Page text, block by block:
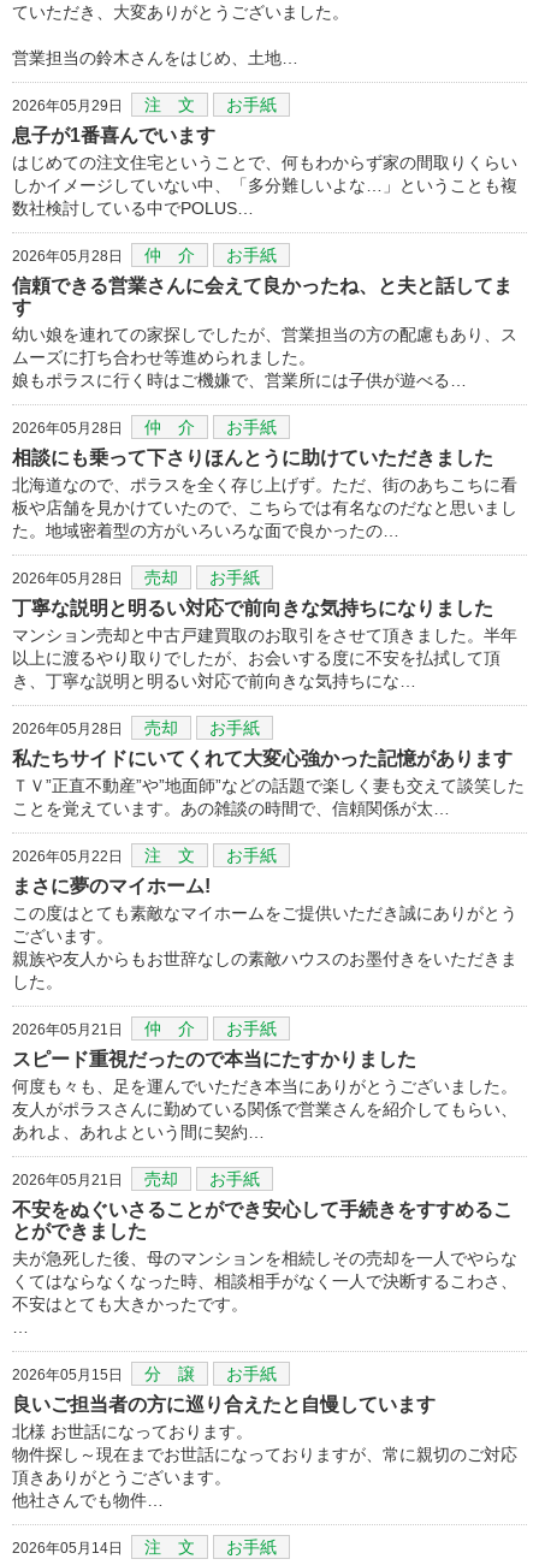
ていただき、大変ありがとうございました。
営業担当の鈴木さんをはじめ、土地…
2026年05月29日 注 文 お手紙
息子が1番喜んでいます
はじめての注文住宅ということで、何もわからず家の間取りくらい
しかイメージしていない中、「多分難しいよな…」ということも複
数社検討している中でPOLUS…
2026年05月28日 仲 介 お手紙
信頼できる営業さんに会えて良かったね、と夫と話してま
す
幼い娘を連れての家探しでしたが、営業担当の方の配慮もあり、ス
ムーズに打ち合わせ等進められました。
娘もポラスに行く時はご機嫌で、営業所には子供が遊べる…
2026年05月28日 仲 介 お手紙
相談にも乗って下さりほんとうに助けていただきました
北海道なので、ポラスを全く存じ上げず。ただ、街のあちこちに看
板や店舗を見かけていたので、こちらでは有名なのだなと思いまし
た。地域密着型の方がいろいろな面で良かったの…
2026年05月28日 売却 お手紙
丁寧な説明と明るい対応で前向きな気持ちになりました
マンション売却と中古戸建買取のお取引をさせて頂きました。半年
以上に渡るやり取りでしたが、お会いする度に不安を払拭して頂
き、丁寧な説明と明るい対応で前向きな気持ちにな…
2026年05月28日 売却 お手紙
私たちサイドにいてくれて大変心強かった記憶があります
ＴＶ”正直不動産”や”地面師”などの話題で楽しく妻も交えて談笑した
ことを覚えています。あの雑談の時間で、信頼関係が太…
2026年05月22日 注 文 お手紙
まさに夢のマイホーム!
この度はとても素敵なマイホームをご提供いただき誠にありがとう
ございます。
親族や友人からもお世辞なしの素敵ハウスのお墨付きをいただきま
した。
2026年05月21日 仲 介 お手紙
スピード重視だったので本当にたすかりました
何度も々も、足を運んでいただき本当にありがとうございました。
友人がポラスさんに勤めている関係で営業さんを紹介してもらい、
あれよ、あれよという間に契約…
2026年05月21日 売却 お手紙
不安をぬぐいさることができ安心して手続きをすすめるこ
とができました
夫が急死した後、母のマンションを相続しその売却を一人でやらな
くてはならなくなった時、相談相手がなく一人で決断するこわさ、
不安はとても大きかったです。
2026年05月15日 分 譲 お手紙
良いご担当者の方に巡り合えたと自慢しています
北様 お世話になっております。
物件探し～現在までお世話になっておりますが、常に親切のご対応
頂きありがとうございます。
他社さんでも物件…
2026年05月14日 注 文 お手紙